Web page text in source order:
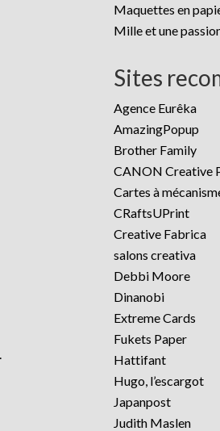
Maquettes en
Mille et une
Sites
Agence Eurêka
AmazingPopup
Brother Family
CANON Creative
Cartes à
CRaftsUPrint
Creative Fabrica
salons creativa
Debbi Moore
Dinanobi
Extreme Cards
Fukets Paper
Hattifant
Hugo, l’escargot
Japanpost
Judith Maslen